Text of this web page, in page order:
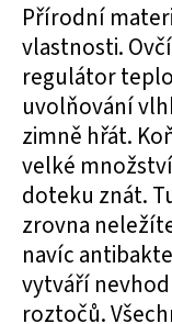
Přírodní
vlastnosti.
regulátor
uvolňování
zimně hřát.
velké
doteku znát.
zrovna
navíc
vytváří
roztočů.